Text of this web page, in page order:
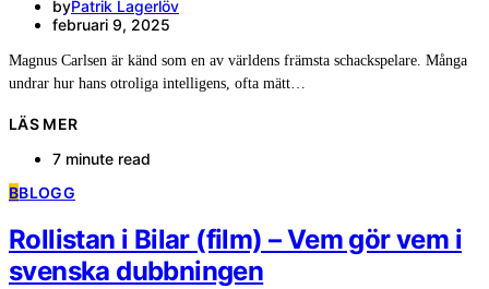
byPatrik Lagerlöv
februari 9, 2025
Magnus Carlsen är känd som en av världens främsta schackspelare. Många
undrar hur hans otroliga intelligens, ofta mätt…
LÄS MER
7 minute read
BBLOGG
Rollistan i Bilar (film) – Vem gör vem i
svenska dubbningen